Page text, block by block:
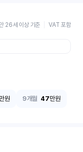
26세 이상 기준 VAT 포함
만원 9개월 47만원